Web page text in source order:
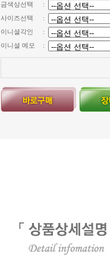
금색상선택
:
사이즈선택
:
이니셜각인
:
이니셜 메모
: